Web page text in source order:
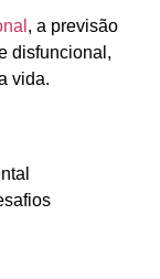
, a previsão
disfuncional,
vida.